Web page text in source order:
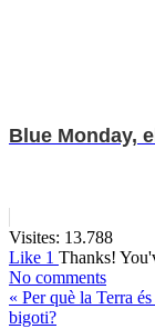
Blue Monday,
Visites: 13.788
Like 1 Thanks!
No comments
« Per què la Terra
bigoti?